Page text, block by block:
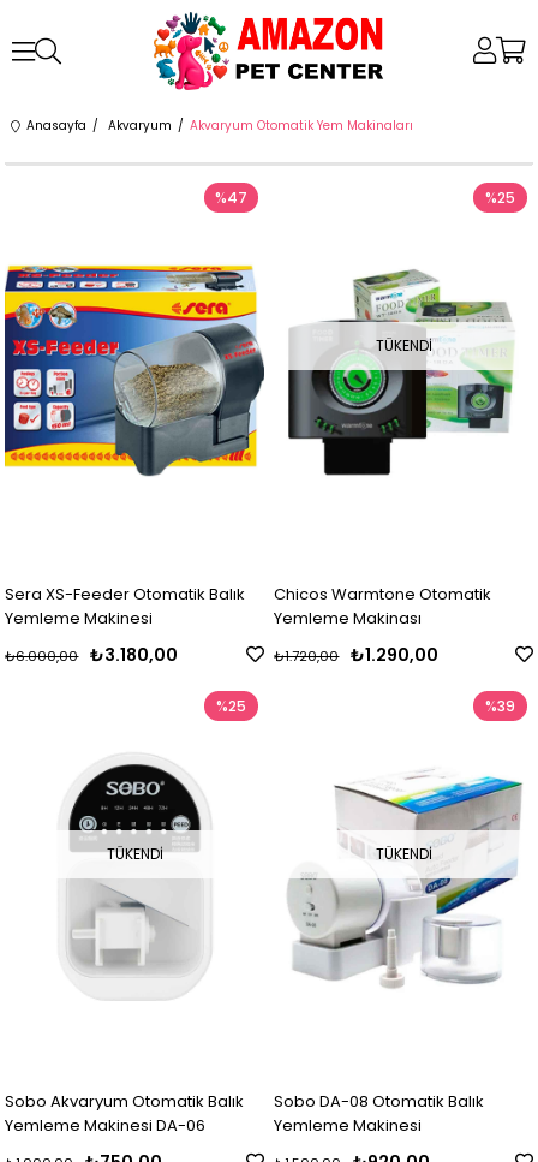
Anasayfa Akvaryum Akvaryum Otomatik Yem Makinaları
Sera XS-Feeder Otomatik Balık
Yemleme Makinesi
₺3.180,00
₺6.000,00
%47
TÜKENDI
Chicos Warmtone Otomatik
Yemleme Makinası
₺1.290,00
₺1.720,00
%25
TÜKENDI
Sobo Akvaryum Otomatik Balık
Yemleme Makinesi DA-06
%25
TÜKENDI
Sobo DA-08 Otomatik Balık
Yemleme Makinesi
%39